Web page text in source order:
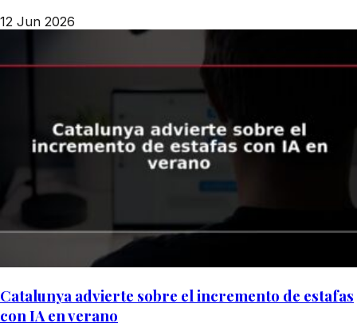
12 Jun 2026
Catalunya advierte sobre el incremento de estafas
con IA en verano